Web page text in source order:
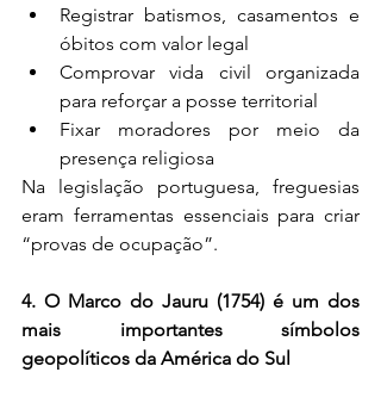
Registrar batismos, casamentos e
óbitos com valor legal
Comprovar vida civil organizada
para reforçar a posse territorial
Fixar moradores por meio da
presença religiosa
Na legislação portuguesa, freguesias
eram ferramentas essenciais para criar
“provas de ocupação”.
4. O Marco do Jauru (1754) é um dos
mais importantes símbolos
geopolíticos da América do Sul